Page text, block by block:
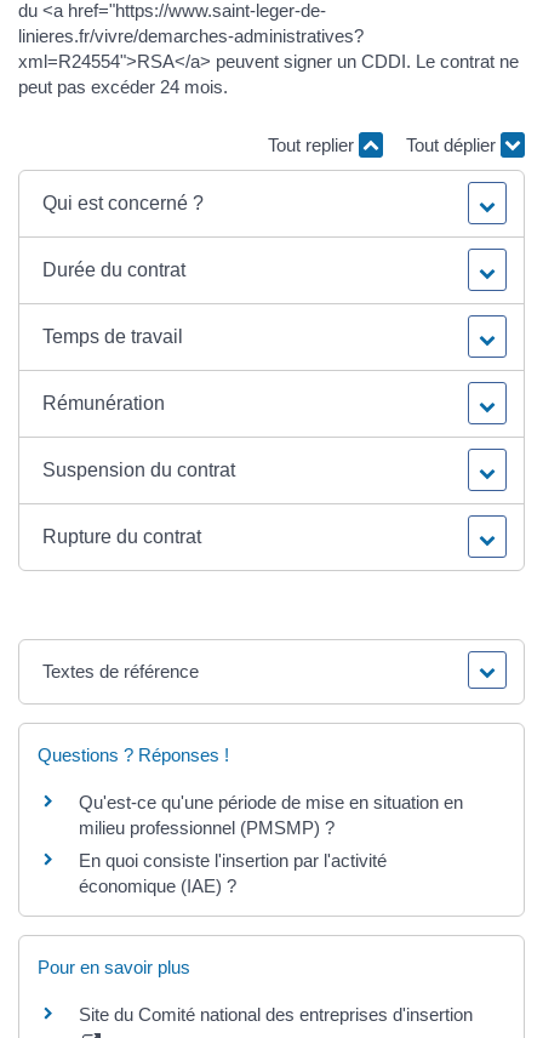
du <a href="https://www.saint-leger-de-
linieres.fr/vivre/demarches-administratives?
xml=R24554">RSA</a> peuvent signer un CDDI. Le contrat ne
peut pas excéder 24 mois.
Tout replier Tout déplier
Qui est concerné ?
Durée du contrat
Temps de travail
Rémunération
Suspension du contrat
Rupture du contrat
Textes de référence
Questions ? Réponses !
Qu'est-ce qu'une période de mise en situation en
milieu professionnel (PMSMP) ?
En quoi consiste l'insertion par l'activité
économique (IAE) ?
Pour en savoir plus
Site du Comité national des entreprises d'insertion